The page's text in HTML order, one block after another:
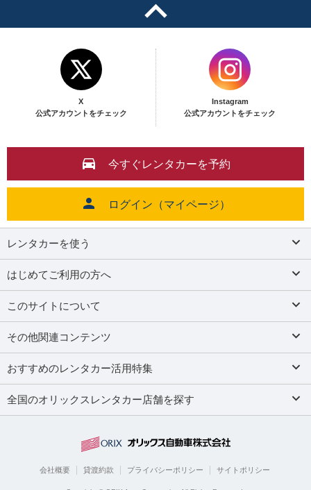
X
公式アカウントをチェック
Instagram
公式アカウントをチェック
今すぐレンタカーを予約
ログイン（マイページ）
レンタカーを使う
はじめてご利用の方へ
このサイトについて
その他関連コンテンツ
おすすめのレンタカー活用特集
全国のオリックスレンタカー店舗を探す
会社概要 貸渡約款 プライバシーポリシー サイトポリシー